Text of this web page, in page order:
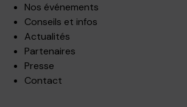
Nos événements
Conseils et infos
Actualités
Partenaires
Presse
Contact